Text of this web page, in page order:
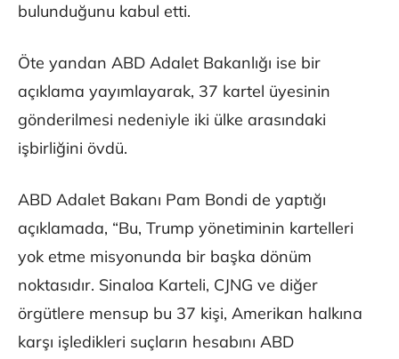
bulunduğunu kabul etti.
Öte yandan ABD Adalet Bakanlığı ise bir
açıklama yayımlayarak, 37 kartel üyesinin
gönderilmesi nedeniyle iki ülke arasındaki
işbirliğini övdü.
ABD Adalet Bakanı Pam Bondi de yaptığı
açıklamada, “Bu, Trump yönetiminin kartelleri
yok etme misyonunda bir başka dönüm
noktasıdır. Sinaloa Karteli, CJNG ve diğer
örgütlere mensup bu 37 kişi, Amerikan halkına
karşı işledikleri suçların hesabını ABD